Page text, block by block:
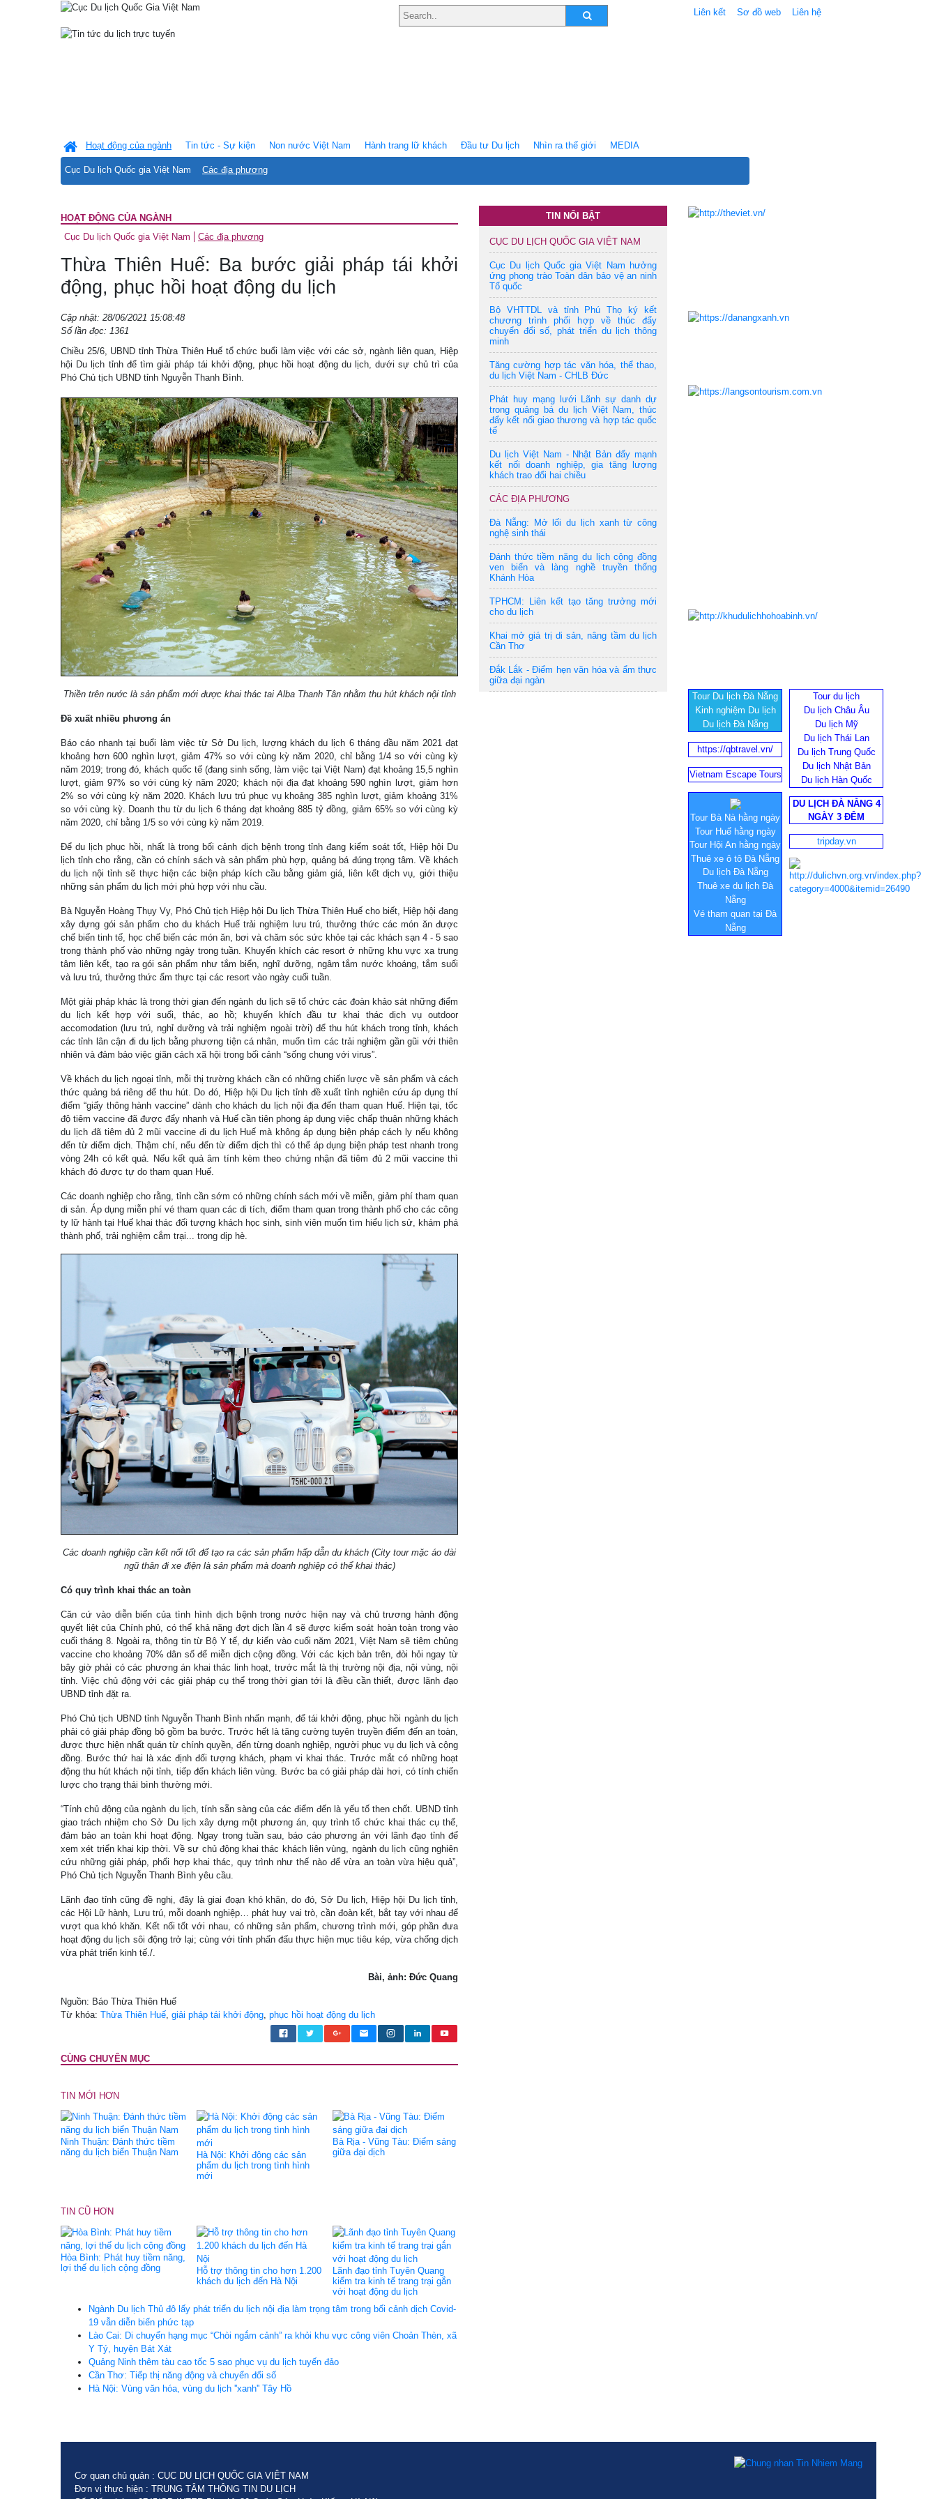
Liên kết Sơ đồ web Liên hệ
Hoạt động của ngành
Cục Du lịch Quốc gia Việt Nam Các địa phương
Tin tức - Sự kiện Non nước Việt Nam Hành trang lữ khách Ðầu tư Du lịch Nhìn ra thế giới MEDIA
HOẠT ĐỘNG CỦA NGÀNH
Cục Du lịch Quốc gia Việt Nam
Các địa phương
Thừa Thiên Huế: Ba bước giải pháp tái khởi
động, phục hồi hoạt động du lịch
Cập nhật: 28/06/2021 15:08:48
Số lần đọc: 1361
Chiều 25/6, UBND tỉnh Thừa Thiên Huế tổ chức buổi làm việc với các sở, ngành liên quan, Hiệp
hội Du lịch tỉnh để tìm giải pháp tái khởi động, phục hồi hoạt động du lịch, dưới sự chủ trì của
Phó Chủ tịch UBND tỉnh Nguyễn Thanh Bình.
Thiền trên nước là sản phẩm mới được khai thác tai Alba Thanh Tân nhằm thu hút khách nội tỉnh
Đề xuất nhiều phương án
Báo cáo nhanh tại buổi làm việc từ Sở Du lịch, lượng khách du lịch 6 tháng đầu năm 2021 đạt
khoảng hơn 600 nghìn lượt, giảm 47% so với cùng kỳ năm 2020, chỉ bằng 1/4 so với cùng kỳ
năm 2019; trong đó, khách quốc tế (đang sinh sống, làm việc tại Việt Nam) đạt khoảng 15,5 nghìn
lượt, giảm 97% so với cùng kỳ năm 2020; khách nội địa đạt khoảng 590 nghìn lượt, giảm hơn
2% so với cùng kỳ năm 2020. Khách lưu trú phục vụ khoảng 385 nghìn lượt, giảm khoảng 31%
so với cùng kỳ. Doanh thu từ du lịch 6 tháng đạt khoảng 885 tỷ đồng, giảm 65% so với cùng kỳ
năm 2020, chỉ bằng 1/5 so với cùng kỳ năm 2019.
Để du lịch phục hồi, nhất là trong bối cảnh dịch bệnh trong tỉnh đang kiểm soát tốt, Hiệp hội Du
lịch tỉnh cho rằng, cần có chính sách và sản phẩm phù hợp, quảng bá đúng trọng tâm. Về khách
du lịch nội tỉnh sẽ thực hiện các biện pháp kích cầu bằng giảm giá, liên kết dịch vụ, giới thiệu
những sản phẩm du lịch mới phù hợp với nhu cầu.
Bà Nguyễn Hoàng Thụy Vy, Phó Chủ tịch Hiệp hội Du lịch Thừa Thiên Huế cho biết, Hiệp hội đang
xây dựng gói sản phẩm cho du khách Huế trải nghiệm lưu trú, thưởng thức các món ăn được
chế biến tinh tế, học chế biến các món ăn, bơi và chăm sóc sức khỏe tại các khách sạn 4 - 5 sao
trong thành phố vào những ngày trong tuần. Khuyến khích các resort ở những khu vực xa trung
tâm liên kết, tạo ra gói sản phẩm như tắm biển, nghĩ dưỡng, ngâm tắm nước khoáng, tắm suối
và lưu trú, thưởng thức ẩm thực tại các resort vào ngày cuối tuần.
Một giải pháp khác là trong thời gian đến ngành du lịch sẽ tổ chức các đoàn khảo sát những điểm
du lịch kết hợp với suối, thác, ao hồ; khuyến khích đầu tư khai thác dịch vụ outdoor
accomodation (lưu trú, nghỉ dưỡng và trải nghiệm ngoài trời) để thu hút khách trong tỉnh, khách
các tỉnh lân cận đi du lịch bằng phương tiện cá nhân, muốn tìm các trải nghiệm gần gũi với thiên
nhiên và đảm bảo việc giãn cách xã hội trong bối cảnh “sống chung với virus”.
Về khách du lịch ngoại tỉnh, mỗi thị trường khách cần có những chiến lược về sản phẩm và cách
thức quảng bá riêng để thu hút. Do đó, Hiệp hội Du lịch tỉnh đề xuất tỉnh nghiên cứu áp dụng thí
điểm “giấy thông hành vaccine” dành cho khách du lịch nội địa đến tham quan Huế. Hiện tại, tốc
độ tiêm vaccine đã được đẩy nhanh và Huế cần tiên phong áp dụng việc chấp thuận những khách
du lịch đã tiêm đủ 2 mũi vaccine đi du lịch Huế mà không áp dụng biện pháp cách ly nếu không
đến từ điểm dịch. Thậm chí, nếu đến từ điểm dịch thì có thể áp dụng biện pháp test nhanh trong
vòng 24h có kết quả. Nếu kết quả âm tính kèm theo chứng nhận đã tiêm đủ 2 mũi vaccine thì
khách đó được tự do tham quan Huế.
Các doanh nghiệp cho rằng, tỉnh cần sớm có những chính sách mới về miễn, giảm phí tham quan
di sản. Áp dụng miễn phí vé tham quan các di tích, điểm tham quan trong thành phố cho các công
ty lữ hành tại Huế khai thác đối tượng khách học sinh, sinh viên muốn tìm hiểu lịch sử, khám phá
thành phố, trải nghiệm cắm trại... trong dịp hè.
Các doanh nghiệp cần kết nối tốt để tạo ra các sản phẩm hấp dẫn du khách (City tour mặc áo dài
ngũ thân đi xe điện là sản phẩm mà doanh nghiệp có thể khai thác)
Có quy trình khai thác an toàn
Căn cứ vào diễn biến của tình hình dịch bệnh trong nước hiện nay và chủ trương hành động
quyết liệt của Chính phủ, có thể khả năng đợt dịch lần 4 sẽ được kiểm soát hoàn toàn trong vào
cuối tháng 8. Ngoài ra, thông tin từ Bộ Y tế, dự kiến vào cuối năm 2021, Việt Nam sẽ tiêm chủng
vaccine cho khoảng 70% dân số để miễn dịch cộng đồng. Với các kịch bản trên, đòi hỏi ngay từ
bây giờ phải có các phương án khai thác linh hoạt, trước mắt là thị trường nội địa, nội vùng, nội
tỉnh. Việc chủ động với các giải pháp cụ thể trong thời gian tới là điều cần thiết, được lãnh đạo
UBND tỉnh đặt ra.
Phó Chủ tịch UBND tỉnh Nguyễn Thanh Bình nhấn mạnh, để tái khởi động, phục hồi ngành du lịch
phải có giải pháp đồng bộ gồm ba bước. Trước hết là tăng cường tuyên truyền điểm đến an toàn,
được thực hiện nhất quán từ chính quyền, đến từng doanh nghiệp, người phục vụ du lịch và cộng
đồng. Bước thứ hai là xác định đối tượng khách, phạm vi khai thác. Trước mắt có những hoạt
động thu hút khách nội tỉnh, tiếp đến khách liên vùng. Bước ba có giải pháp dài hơi, có tính chiến
lược cho trạng thái bình thường mới.
“Tính chủ động của ngành du lịch, tính sẵn sàng của các điểm đến là yếu tố then chốt. UBND tỉnh
giao trách nhiệm cho Sở Du lịch xây dựng một phương án, quy trình tổ chức khai thác cụ thể,
đảm bảo an toàn khi hoạt động. Ngay trong tuần sau, báo cáo phương án với lãnh đạo tỉnh để
xem xét triển khai kịp thời. Về sự chủ động khai thác khách liên vùng, ngành du lịch cũng nghiên
cứu những giải pháp, phối hợp khai thác, quy trình như thế nào để vừa an toàn vừa hiệu quả”,
Phó Chủ tịch Nguyễn Thanh Bình yêu cầu.
Lãnh đạo tỉnh cũng đề nghị, đây là giai đoạn khó khăn, do đó, Sở Du lịch, Hiệp hội Du lịch tỉnh,
các Hội Lữ hành, Lưu trú, mỗi doanh nghiệp… phát huy vai trò, cần đoàn kết, bắt tay với nhau để
vượt qua khó khăn. Kết nối tốt với nhau, có những sản phẩm, chương trình mới, góp phần đưa
hoạt động du lịch sôi động trở lại; cùng với tỉnh phấn đấu thực hiện mục tiêu kép, vừa chống dịch
vừa phát triển kinh tế./.
Bài, ảnh: Đức Quang
Nguồn: Báo Thừa Thiên Huế
Từ khóa: Thừa Thiên Huế, giải pháp tái khởi động, phục hồi hoạt động du lịch
CÙNG CHUYÊN MỤC
TIN MỚI HƠN
Ninh Thuận: Đánh thức tiềm
năng du lịch biển Thuận Nam
Hà Nội: Khởi động các sản
phẩm du lịch trong tình hình
mới
Bà Rịa - Vũng Tàu: Điểm sáng
giữa đại dịch
TIN CŨ HƠN
Hòa Bình: Phát huy tiềm năng,
lợi thế du lịch cộng đồng
Hỗ trợ thông tin cho hơn 1.200
khách du lịch đến Hà Nội
Lãnh đạo tỉnh Tuyên Quang
kiểm tra kinh tế trang trại gắn
với hoạt động du lịch
Ngành Du lịch Thủ đô lấy phát triển du lịch nội địa làm trọng tâm trong bối cảnh dịch Covid-
19 vẫn diễn biến phức tạp
Lào Cai: Di chuyển hạng mục “Chòi ngắm cảnh” ra khỏi khu vực công viên Choản Thèn, xã
Y Tý, huyện Bát Xát
Quảng Ninh thêm tàu cao tốc 5 sao phục vụ du lịch tuyến đảo
Cần Thơ: Tiếp thị năng động và chuyển đổi số
Hà Nội: Vùng văn hóa, vùng du lịch ''xanh'' Tây Hồ
TIN NỔI BẬT
CỤC DU LỊCH QUỐC GIA VIỆT NAM
Cục Du lịch Quốc gia Việt Nam hưởng
ứng phong trào Toàn dân bảo vệ an ninh
Tổ quốc
Bộ VHTTDL và tỉnh Phú Thọ ký kết
chương trình phối hợp về thúc đẩy
chuyển đổi số, phát triển du lịch thông
minh
Tăng cường hợp tác văn hóa, thể thao,
du lịch Việt Nam - CHLB Đức
Phát huy mạng lưới Lãnh sự danh dự
trong quảng bá du lịch Việt Nam, thúc
đẩy kết nối giao thương và hợp tác quốc
tế
Du lịch Việt Nam - Nhật Bản đẩy mạnh
kết nối doanh nghiệp, gia tăng lượng
khách trao đổi hai chiều
CÁC ĐỊA PHƯƠNG
Đà Nẵng: Mở lối du lịch xanh từ công
nghệ sinh thái
Đánh thức tiềm năng du lịch cộng đồng
ven biển và làng nghề truyền thống
Khánh Hòa
TPHCM: Liên kết tạo tăng trưởng mới
cho du lịch
Khai mở giá trị di sản, nâng tầm du lịch
Cần Thơ
Đắk Lắk - Điểm hẹn văn hóa và ẩm thực
giữa đại ngàn
Tour Du lịch Đà Nẵng
Kinh nghiệm Du lịch
Du lịch Đà Nẵng
Tour du lịch
Du lịch Châu Âu
Du lịch Mỹ
Du lịch Thái Lan
Du lịch Trung Quốc
Du lịch Nhật Bản
Du lịch Hàn Quốc
https://qbtravel.vn/
Vietnam Escape Tours
Tour Bà Nà hằng ngày
Tour Huế hằng ngày
Tour Hội An hằng ngày
Thuê xe ô tô Đà Nẵng
Du lịch Đà Nẵng
Thuê xe du lịch Đà
Nẵng
Vé tham quan tại Đà
Nẵng
DU LỊCH ĐÀ NẴNG 4
NGÀY 3 ĐÊM
tripday.vn
Cơ quan chủ quản : CỤC DU LỊCH QUỐC GIA VIỆT NAM
Đơn vị thực hiện : TRUNG TÂM THÔNG TIN DU LỊCH